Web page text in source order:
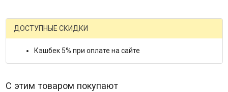
ДОСТУПНЫЕ СКИДКИ
Кэшбек 5% при оплате на сайте
С этим товаром покупают